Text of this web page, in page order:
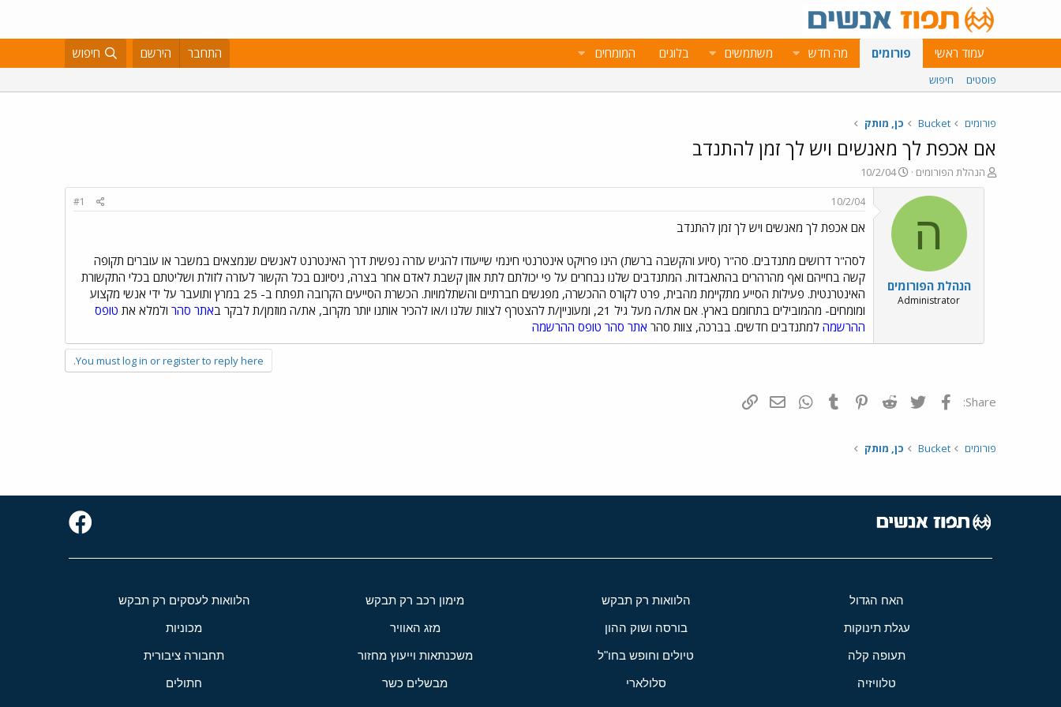
עמוד ראשי פורומים מה חדש משתמשים בלוגים המומחים התחבר הירשם חיפוש
פוסטים חיפוש
פורומים Bucket כן, מותק
אם אכפת לך מאנשים ויש לך זמן להתנדב
פ
ו
הנהלת הפורומים
פ
ו
ס
ם
ב
ת
ר
10/2/04
ה
הנהלת הפורומים
Administrator
10/2/04
#1
אם אכפת לך מאנשים ויש לך זמן להתנדב
לסה"ר דרושים מתנדבים. סה"ר (סיוע והקשבה ברשת) הינו פרויקט אינטרנטי חינמי שייעודו להגיש עזרה נפשית דרך האינטרנט לאנשים שנמצאים במשבר או עוברים תקופה
קשה בחייהם ואף מהרהרים בהתאבדות. המתנדבים שלנו נבחרים על פי יכולתם לתת אוזן קשבת לאדם אחר בצרה, ניסיונם בכל הקשור לעזרה לזולת ושליטתם בכלי התקשורת
האינטרנטית. פעילות הסייע מתקיימת מהבית, פרט לקורס ההכשרה, מפגשים חברתיים והשתלמויות. הכשרת הסייעים הקרובה תפתח ב- 25 במרץ ותועבר על ידי אנשי מקצוע
ומומחים- מהמובילים בתחומם בארץ. אם את/ה מעל גיל 21, ומעוניין/ת להצטרף לצוות שלנו ו/או להכיר אותנו יותר מקרוב, את/ה מוזמן/ת לבקר ב
אתר סהר ולמלא את טופס
ההרשמה למתנדבים חדשים. בברכה, צוות סהר אתר סהר טופס ההרשמה
You must log in or register to reply here.
Share: פייסבוק Twitter
Reddit
Pinterest
Tumblr
WhatsAppדואר אלקטרוני
פורומים Bucket כן, מותק
האח הגדול הלוואות רק תבקש מימון רכב רק תבקש הלוואות לעסקים רק תבקש
עגלת תינוקות בורסה ושוק ההון מזג האוויר מכוניות
תעופה קלה טיולים וחופש בחו"ל משכנתאות וייעוץ מחזור תחבורה ציבורית
טלוויזיה סלולארי מבשלים כשר חתולים